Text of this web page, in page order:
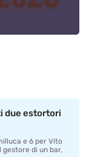
due estortori
e 6 per Vito
di un bar,